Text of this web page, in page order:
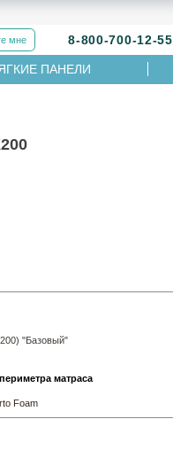
мне 8-800-700-12-55
ПАНЕЛИ
"Базовый"
матраса
Foam